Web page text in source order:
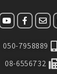
050-7958889
08-6556732